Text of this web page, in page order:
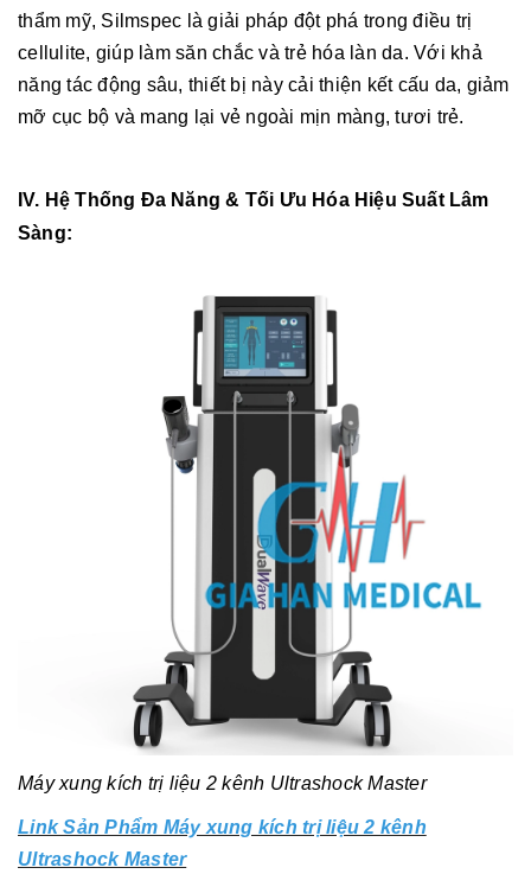
thẩm mỹ, Silmspec là giải pháp đột phá trong điều trị
cellulite, giúp làm săn chắc và trẻ hóa làn da. Với khả
năng tác động sâu, thiết bị này cải thiện kết cấu da, giảm
mỡ cục bộ và mang lại vẻ ngoài mịn màng, tươi trẻ.
IV. Hệ Thống Đa Năng & Tối Ưu Hóa Hiệu Suất Lâm
Sàng:
Máy xung kích trị liệu 2 kênh Ultrashock Master
Link Sản Phẩm Máy xung kích trị liệu 2 kênh
Ultrashock Master